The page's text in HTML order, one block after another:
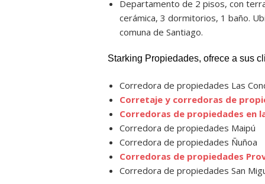
Departamento de 2 pisos, con
cerámica, 3 dormitorios, 1 baño.
comuna de Santiago.
Starking Propiedades, ofrece a sus
Corredora de propiedades Las
Corretaje y corredoras de
Corredoras de propiedades en
Corredora de propiedades Maipú
Corredora de propiedades Ñuñoa
Corredoras de propiedades
Corredora de propiedades San